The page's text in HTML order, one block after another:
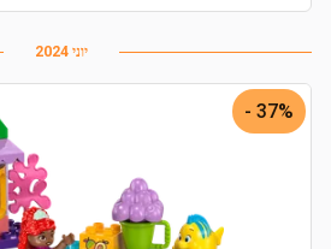
יוני 2024
37% -